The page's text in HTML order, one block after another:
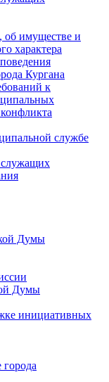
об имуществе и
характера
Кургана
к
службе
Думы
Думы
инициативных